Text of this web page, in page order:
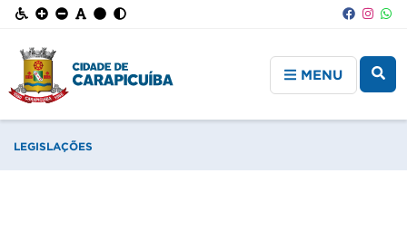
MENU
LEGISLAÇÕES